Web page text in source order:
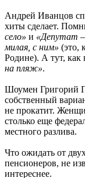
Андрей Иванцов
хиты сделает.
село» и «Депутат –
милая, с ним» (это,
Родине). А тут, как
на пляж».
Шоумен Григорий
собственный
не прокатит.
столько еще
местного разлива.
Что ожидать от
пенсионеров, не
интереснее.